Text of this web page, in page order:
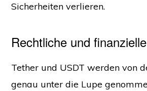
Sicherheiten verlieren.
Rechtliche und
Tether und USDT werden von
genau unter die Lupe